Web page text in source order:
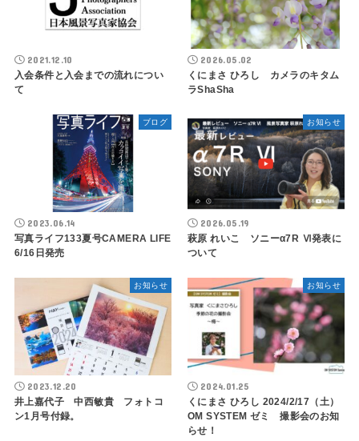
2021.12.10
入会条件と入会までの流れについ
て
2026.05.02
くにまさ ひろし カメラのキタム
ラShaSha
ブログ
2023.06.14
写真ライフ133夏号CAMERA LIFE
6/16日発売
お知らせ
2026.05.19
萩原 れいこ ソニーα7R Ⅵ発表に
ついて
お知らせ
2023.12.20
井上嘉代子 中西敏貴 フォトコ
ン1月号付録。
お知らせ
2024.01.25
くにまさ ひろし 2024/2/17（土）
OM SYSTEM ゼミ 撮影会のお知
らせ！